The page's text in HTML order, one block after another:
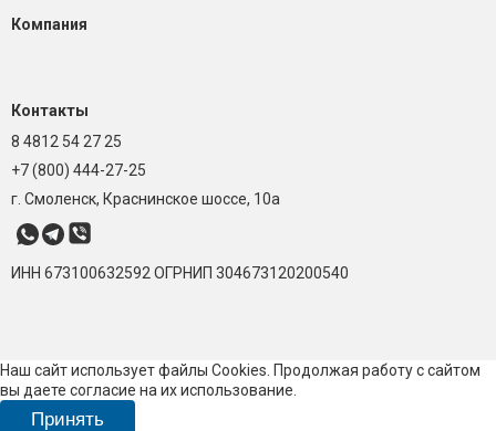
Компания
Контакты
8 4812 54 27 25
+7 (800) 444-27-25
г. Смоленск, Краснинское шоссе, 10а
ИНН 673100632592 ОГРНИП 304673120200540
Наш сайт использует файлы Cookies. Продолжая работу с сайтом
вы даете согласие на их использование.
Принять